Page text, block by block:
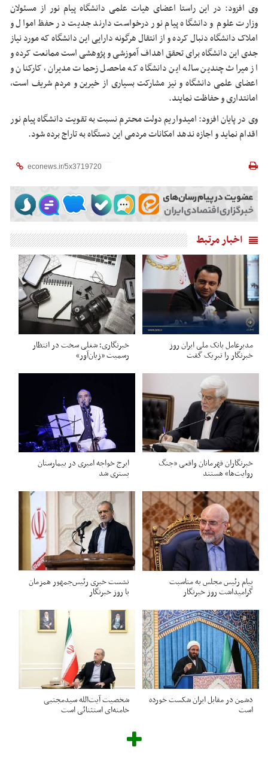
وی افزود: در این راستا اعضای هیات علمی دانشگاه پیام نور از مسئولان
وزارت علوم و دانشگاه پیام نور درخواست دارند جدیت در حفظ اموال و
املاک دانشگاه دنبال کرده و از انتقال هرگونه دارایی این دانشگاه که مورد نیاز
جدی این دانشگاه برای تحقق اهداف آموزشی و پژوهشی است ممانعت کرده و
از میراث چندین ساله این دانشگاه که ماحصل زحمات مدیران، کارکنان و
اعضای علمی دانشگاه و نیز مشارکت بسیاری از خیرین و مردم شریف است،
امانتداری و حفاظت نمایند.
وی در پایان افزود: امیدواریم دولت محترم نسبت به تقویت دانشگاه پیام نور
اقدام نماید و اجازه ندهد امکانات مردمی این دستگاه به تاراج برده شود.
اخبار مرتبط
مدیرعامل بانک ملی ایران روز
خبرنگار را تبریک گفت
خبرنگاری؛ شغلی سخت در انتظار
رسمیت «زیان‌آور»
خبرنگاران قهرمانان واقعی «جنگ
روایت‌ها» هستند
ایرج خواجه امیری در بیمارستان
بستری شد
پیام رئیس مجلس به مناسبت
گرامیداشت روز خبرنگار
نشست خبری رئیس‌جمهور همزمان
با روز خبرنگار
دشمن در مقابل ایران شکست خورده
است
شخصیت آیت‌الله سیدمجتبی
خامنه‌ای استثنائی است